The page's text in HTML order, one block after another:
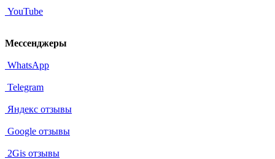
YouTube
Мессенджеры
WhatsApp
Telegram
Яндекс отзывы
Google отзывы
2Gis отзывы